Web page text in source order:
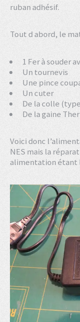
ruban adhésif.
Tout d abord, le
1 Fer à souder
Un tournevis
Une pince
Un cuter
De la colle
De la gaine
Voici donc
NES mais la
alimentation étant